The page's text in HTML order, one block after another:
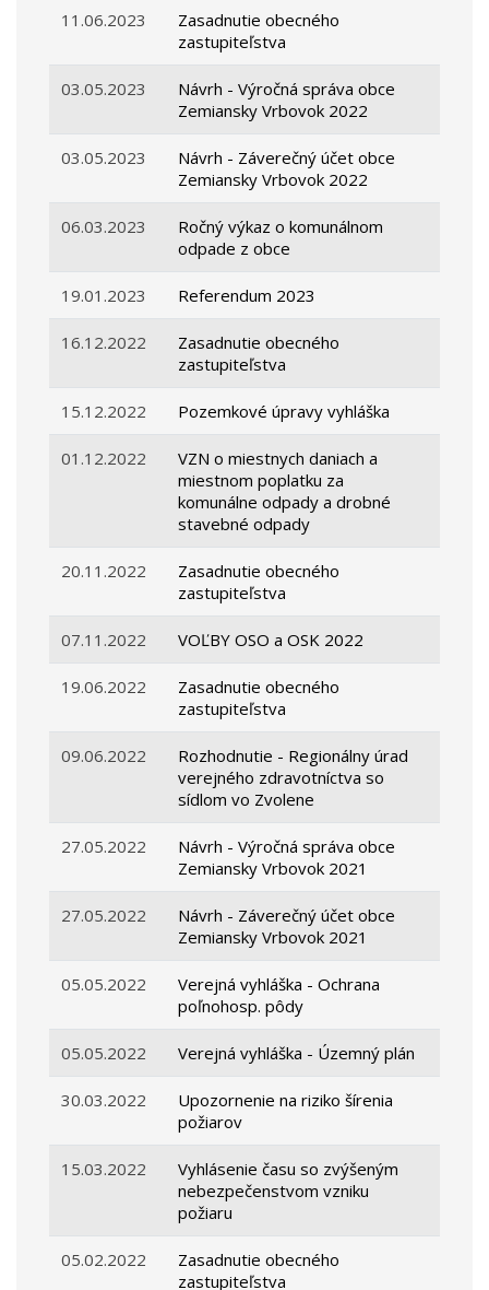
11.06.2023
Zasadnutie obecného
zastupiteľstva
03.05.2023
Návrh - Výročná správa obce
Zemiansky Vrbovok 2022
03.05.2023
Návrh - Záverečný účet obce
Zemiansky Vrbovok 2022
06.03.2023
Ročný výkaz o komunálnom
odpade z obce
19.01.2023 Referendum 2023
16.12.2022
Zasadnutie obecného
zastupiteľstva
15.12.2022 Pozemkové úpravy vyhláška
01.12.2022
VZN o miestnych daniach a
miestnom poplatku za
komunálne odpady a drobné
stavebné odpady
20.11.2022
Zasadnutie obecného
zastupiteľstva
07.11.2022 VOĽBY OSO a OSK 2022
19.06.2022
Zasadnutie obecného
zastupiteľstva
09.06.2022
Rozhodnutie - Regionálny úrad
verejného zdravotníctva so
sídlom vo Zvolene
27.05.2022
Návrh - Výročná správa obce
Zemiansky Vrbovok 2021
27.05.2022
Návrh - Záverečný účet obce
Zemiansky Vrbovok 2021
05.05.2022
Verejná vyhláška - Ochrana
poľnohosp. pôdy
05.05.2022 Verejná vyhláška - Územný plán
30.03.2022
Upozornenie na riziko šírenia
požiarov
15.03.2022
Vyhlásenie času so zvýšeným
nebezpečenstvom vzniku
požiaru
05.02.2022
Zasadnutie obecného
zastupiteľstva